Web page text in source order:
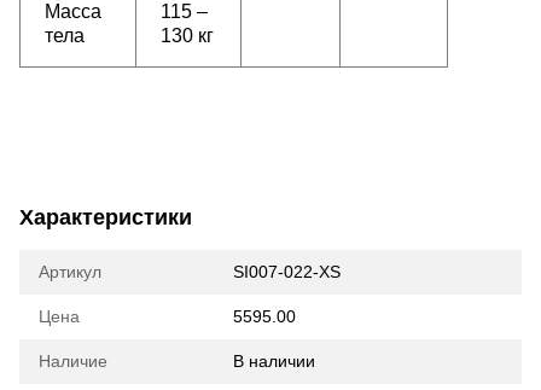
Масса
тела
115 –
130 кг
Характеристики
Артикул SI007-022-XS
Цена 5595.00
Наличие В наличии